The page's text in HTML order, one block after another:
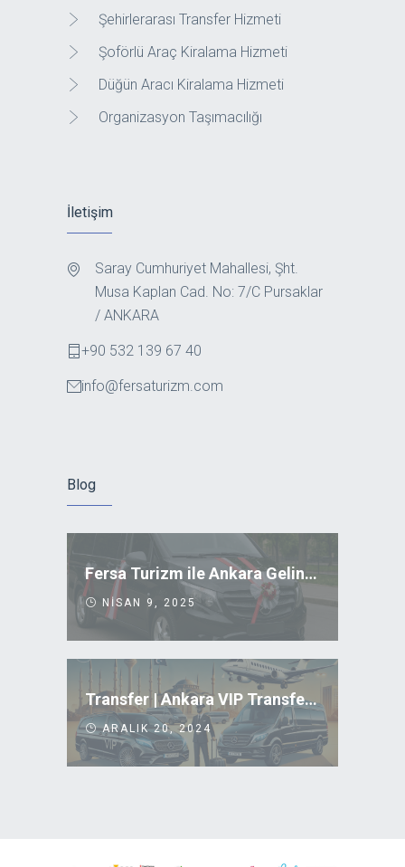
Şehirlerarası Transfer Hizmeti
Şoförlü Araç Kiralama Hizmeti
Düğün Aracı Kiralama Hizmeti
Organizasyon Taşımacılığı
İletişim
Saray Cumhuriyet Mahallesi, Şht.
Musa Kaplan Cad. No: 7/C Pursaklar
/ ANKARA
+90 532 139 67 40
info@fersaturizm.com
Blog
Fersa Turizm ile Ankara Gelin Arabası Kiralama
NISAN 9, 2025
Transfer | Ankara VIP Transfer Uygun Fiyatlar
ARALIK 20, 2024